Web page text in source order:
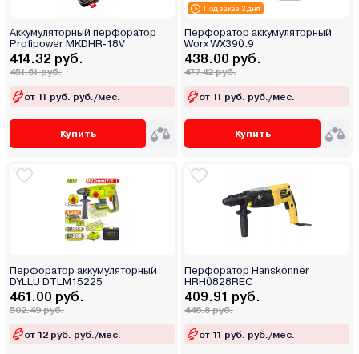
Аккумуляторный перфоратор
Profipower MKDHR-18V
414.32 руб.
451.61 руб.
от 11 руб. руб./мес.
Купить
Под заказ 3 дня
Перфоратор аккумуляторный
Worx WX390.9
438.00 руб.
477.42 руб.
от 11 руб. руб./мес.
Купить
Перфоратор аккумуляторный
DYLLU DTLM15225
461.00 руб.
502.49 руб.
от 12 руб. руб./мес.
Перфоратор Hanskonner
HRH0828REC
409.91 руб.
446.8 руб.
от 11 руб. руб./мес.